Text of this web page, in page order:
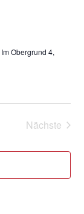
Im Obergrund 4,
Nächste